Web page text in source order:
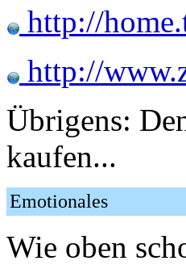
http://
http://
Übrigens:
kaufen...
Emotionales
Wie oben